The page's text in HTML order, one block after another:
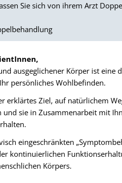
Sie sich von ihrem Arzt
ausgeglichener Körper ist eine
persönliches Wohlbefinden.
erklärtes Ziel, auf natürlichem
und sie in Zusammenarbeit mit
eingeschränkten
kontinuierlichen
Körpers.